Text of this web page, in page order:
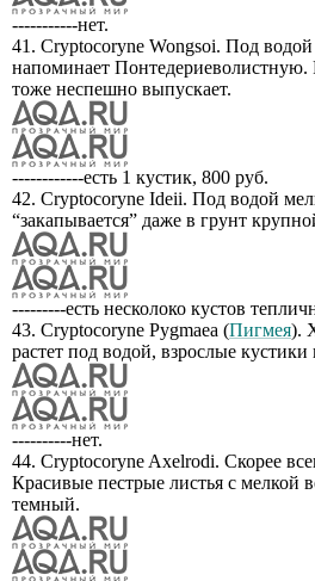
-----------нет.
41. Cryptocoryne Wongsoi. Под водой
напоминает Понтедериеволистную.
тоже неспешно выпускает.
------------есть 1 кустик, 800 руб.
42. Cryptocoryne Ideii. Под водой
“закапывается” даже в грунт
---------есть несколоко кустов
43. Cryptocoryne Pygmaea (Пигмея).
растет под водой, взрослые
----------нет.
44. Cryptocoryne Axelrodi. Скорее
Красивые пестрые листья с мелкой
темный.